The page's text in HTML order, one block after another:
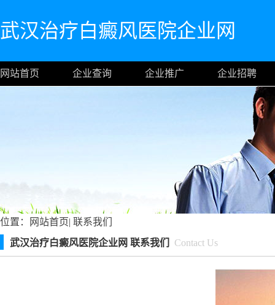
武汉治疗白癜风医院企业网
网站首页 企业查询 企业推广 企业招聘
位置： 网站首页| 联系我们
武汉治疗白癜风医院企业网 联系我们
Contact Us